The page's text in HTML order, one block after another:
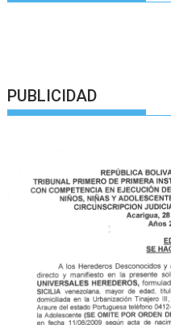
PUBLICIDAD